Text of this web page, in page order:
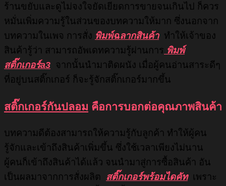
ร้านขยับและดูไม่จงใจยัดเยียดการขายจนเกินไป ก็ควร
หมั่นเพิ่มความรู้ในส่วนของบทความให้มาก ซึ่งนอกจาก
บทความในเพจ การสั่ง พิมพ์ฉลากสินค้า ทำให้เจ้าของ
สินค้ารู้ว่า สามารถอัพเดทความรู้ผ่านการ พิมพ์
สติ๊กเกอร์a3 จากนั้นนำมาติดผนัง เมื่อผู้คนอ่านสาระดีๆ
ที่อยู่บนสติ๊กเกอร์ ก็จะรู้จักสติ๊กเกอร์มากขึ้น
สติ๊กเกอร์กันปลอม คือการบอกต่อคุณภาพสินค้า
บทความดีต้องสามารถให้ความรู้กับลูกค้า ทำให้ผู้คน
รู้จักและเข้าถึงสินค้าเพิ่มขึ้น ซึ่งใช้เวลาเพียงไม่นาน
ผู้คนก็เข้าถึงสินค้าได้แล้ว จนนำมาสู่การซื้อสินค้า อัน
เป็นผลมาจากการสั่งผลิต สติ๊กเกอร์พร้อมไดคัท เพราะ